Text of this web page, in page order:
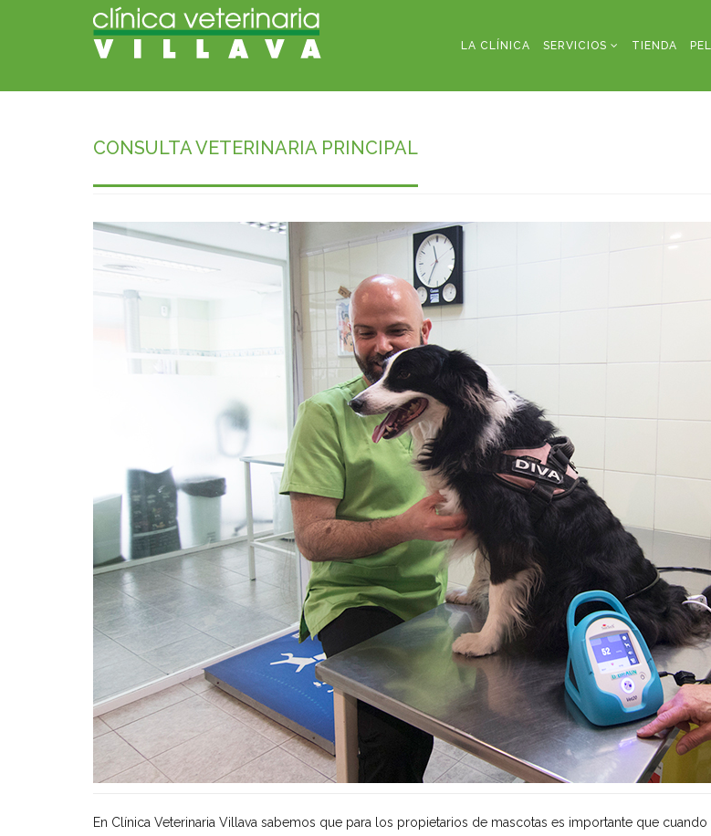
LA CLÍNICA SERVICIOS TIENDA
CONSULTA VETERINARIA PRINCIPAL
En Clínica Veterinaria Villava sabemos que para los propietarios de mascotas es importante que